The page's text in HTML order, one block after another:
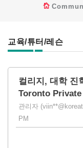
교육/튜터/레슨
컬리지, 대학 진
Toronto Private
관리자
PM